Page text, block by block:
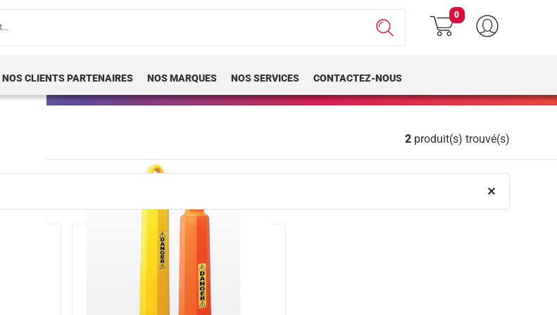
0
NOS CLIENTS PARTENAIRES NOS MARQUES NOS SERVICES CONTACTEZ-NOUS
2produit(s) trouvé(s)
✕